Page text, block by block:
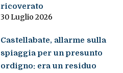
ricoverato
30 Luglio 2026
Castellabate, allarme sulla
spiaggia per un presunto
ordigno: era un residuo